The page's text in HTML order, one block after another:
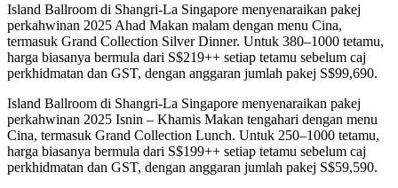
Island Ballroom di Shangri-La Singapore menyenaraikan pakej
perkahwinan 2025 Ahad Makan malam dengan menu Cina,
termasuk Grand Collection Silver Dinner. Untuk 380–1000 tetamu,
harga biasanya bermula dari S$219++ setiap tetamu sebelum caj
perkhidmatan dan GST, dengan anggaran jumlah pakej S$99,690.
Island Ballroom di Shangri-La Singapore menyenaraikan pakej
perkahwinan 2025 Isnin – Khamis Makan tengahari dengan menu
Cina, termasuk Grand Collection Lunch. Untuk 250–1000 tetamu,
harga biasanya bermula dari S$199++ setiap tetamu sebelum caj
perkhidmatan dan GST, dengan anggaran jumlah pakej S$59,590.